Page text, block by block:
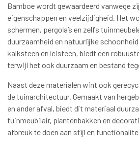
Bamboe wordt gewaardeerd vanwege
eigenschappen en veelzijdigheid. Het
schermen, pergola’s en zelfs
duurzaamheid en natuurlijke
kalksteen en leisteen, biedt een
terwijl het ook duurzaam en bestand
Naast deze materialen wint ook
de tuinarchitectuur. Gemaakt van
en ander afval, biedt dit materiaal
tuinmeubilair, plantenbakken en
afbreuk te doen aan stijl en